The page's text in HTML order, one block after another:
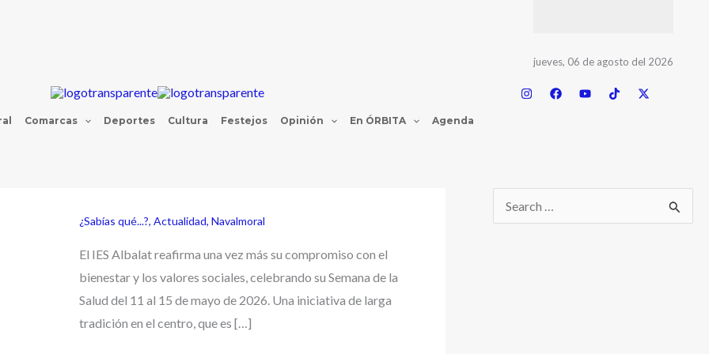
jueves, 06 de agosto del 2026
Comarcas Deportes Cultura Festejos Opinión En ÓRBITA Agenda
¿Sabías qué...?, Actualidad, Navalmoral
El IES Albalat reafirma una vez más su compromiso con el
bienestar y los valores sociales, celebrando su Semana de la
Salud del 11 al 15 de mayo de 2026. Una iniciativa de larga
tradición en el centro, que es […]